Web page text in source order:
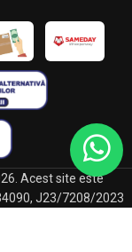
Acest site este
J23/7208/2023